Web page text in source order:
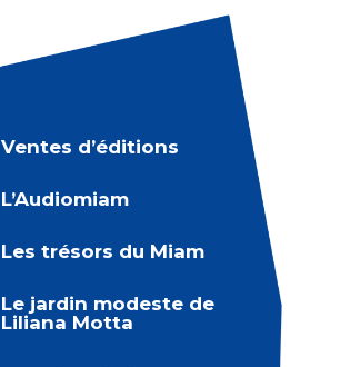
Ventes d’éditions
L’Audiomiam
Les trésors du Miam
Le jardin modeste de
Liliana Motta